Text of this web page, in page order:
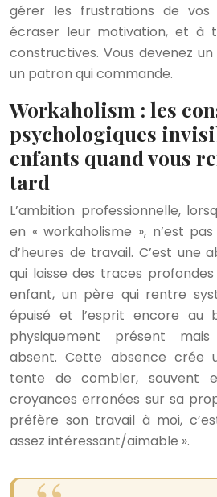
gérer les frustrations de vos
écraser leur motivation, et à
constructives. Vous devenez
un patron qui commande.
Workaholism : les
psychologiques
enfants quand vous
tard
L’ambition professionnelle,
en « workaholisme », n’est
d’heures de travail. C’est une
qui laisse des traces
enfant, un père qui rentre
épuisé et l’esprit encore au
physiquement présent mais
absent. Cette absence crée
tente de combler, souvent
croyances erronées sur sa
préfère son travail à moi,
assez intéressant/aimable ».